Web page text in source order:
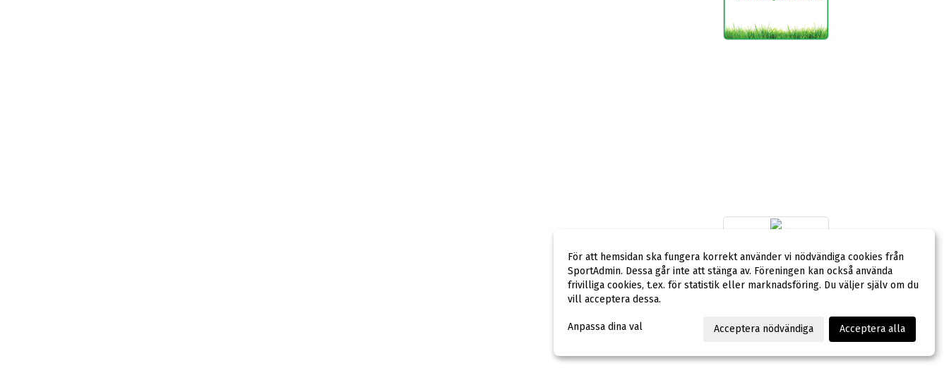
LAGSPONSOR
För att hemsidan ska fungera korrekt använder vi nödvändiga cookies från
SportAdmin. Dessa går inte att stänga av. Föreningen kan också använda
frivilliga cookies, t.ex. för statistik eller marknadsföring. Du väljer själv om du
vill acceptera dessa.
Anpassa dina val Acceptera nödvändiga Acceptera alla